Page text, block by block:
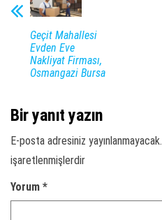
Geçit Mahallesi
Evden Eve
Nakliyat Firması,
Osmangazi Bursa
Bir yanıt yazın
E-posta adresiniz yayınlanmayacak.
işaretlenmişlerdir
Yorum *